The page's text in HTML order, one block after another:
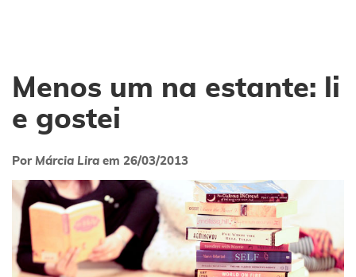
Menos um na estante: li
e gostei
Por Márcia Lira em 26/03/2013